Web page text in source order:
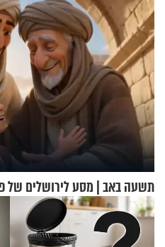
תשעה באב | מסע לירושלים של